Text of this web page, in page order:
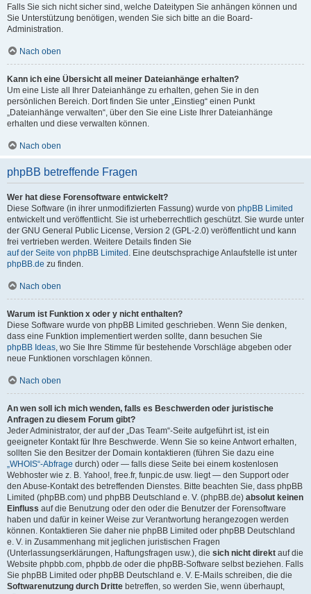
Falls Sie sich nicht sicher sind, welche Dateitypen Sie anhängen können und
Sie Unterstützung benötigen, wenden Sie sich bitte an die Board-
Administration.
Nach oben
Kann ich eine Übersicht all meiner Dateianhänge erhalten?
Um eine Liste all Ihrer Dateianhänge zu erhalten, gehen Sie in den
persönlichen Bereich. Dort finden Sie unter „Einstieg“ einen Punkt
„Dateianhänge verwalten“, über den Sie eine Liste Ihrer Dateianhänge
erhalten und diese verwalten können.
Nach oben
phpBB betreffende Fragen
Wer hat diese Forensoftware entwickelt?
Diese Software (in ihrer unmodifizierten Fassung) wurde von phpBB Limited
entwickelt und veröffentlicht. Sie ist urheberrechtlich geschützt. Sie wurde unter
der GNU General Public License, Version 2 (GPL-2.0) veröffentlicht und kann
frei vertrieben werden. Weitere Details finden Sie
auf der Seite von phpBB Limited . Eine deutschsprachige Anlaufstelle ist unter
phpBB.de zu finden.
Nach oben
Warum ist Funktion x oder y nicht enthalten?
Diese Software wurde von phpBB Limited geschrieben. Wenn Sie denken,
dass eine Funktion implementiert werden sollte, dann besuchen Sie
phpBB Ideas, wo Sie Ihre Stimme für bestehende Vorschläge abgeben oder
neue Funktionen vorschlagen können.
Nach oben
An wen soll ich mich wenden, falls es Beschwerden oder juristische
Anfragen zu diesem Forum gibt?
Jeder Administrator, der auf der „Das Team“-Seite aufgeführt ist, ist ein
geeigneter Kontakt für Ihre Beschwerde. Wenn Sie so keine Antwort erhalten,
sollten Sie den Besitzer der Domain kontaktieren (führen Sie dazu eine
„WHOIS“-Abfrage durch) oder — falls diese Seite bei einem kostenlosen
Webhoster wie z. B. Yahoo!, free.fr, funpic.de usw. liegt — den Support oder
den Abuse-Kontakt des betreffenden Dienstes. Bitte beachten Sie, dass phpBB
Limited (phpBB.com) und phpBB Deutschland e. V. (phpBB.de) absolut keinen
Einfluss auf die Benutzung oder den oder die Benutzer der Forensoftware
haben und dafür in keiner Weise zur Verantwortung herangezogen werden
können. Kontaktieren Sie daher nie phpBB Limited oder phpBB Deutschland
e. V. in Zusammenhang mit jeglichen juristischen Fragen
(Unterlassungserklärungen, Haftungsfragen usw.), die sich nicht direkt auf die
Website phpbb.com, phpbb.de oder die phpBB-Software selbst beziehen. Falls
Sie phpBB Limited oder phpBB Deutschland e. V. E-Mails schreiben, die die
Softwarenutzung durch Dritte betreffen, so werden Sie, wenn überhaupt,